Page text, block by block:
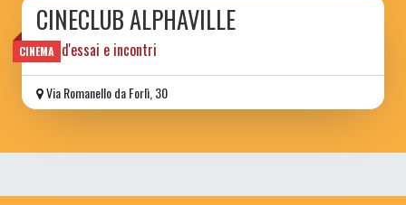
CINEMA
CINECLUB ALPHAVILLE
film d'essai e incontri
Via Romanello da Forlì, 30